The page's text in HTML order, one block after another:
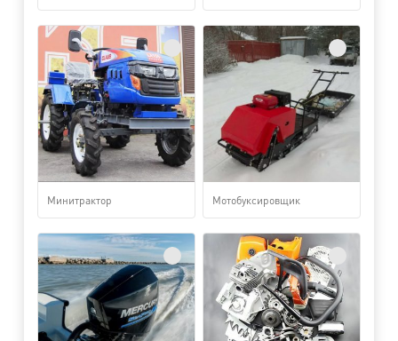
Минитрактор Мотобуксировщик